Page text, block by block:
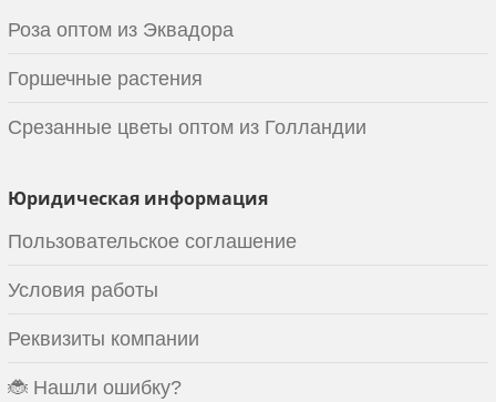
Роза оптом из Эквадора
Горшечные растения
Срезанные цветы оптом из Голландии
Юридическая информация
Пользовательское соглашение
Условия работы
Реквизиты компании
🐞 Нашли ошибку?